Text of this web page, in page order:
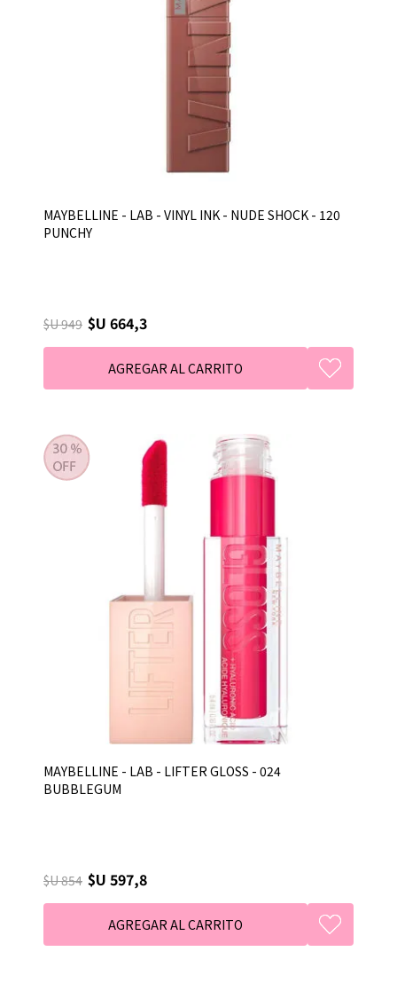
MAYBELLINE - LAB - VINYL INK - NUDE SHOCK - 120
PUNCHY
$U 949 $U 664,3
MAYBELLINE - LAB - LIFTER GLOSS - 024
BUBBLEGUM
$U 854 $U 597,8